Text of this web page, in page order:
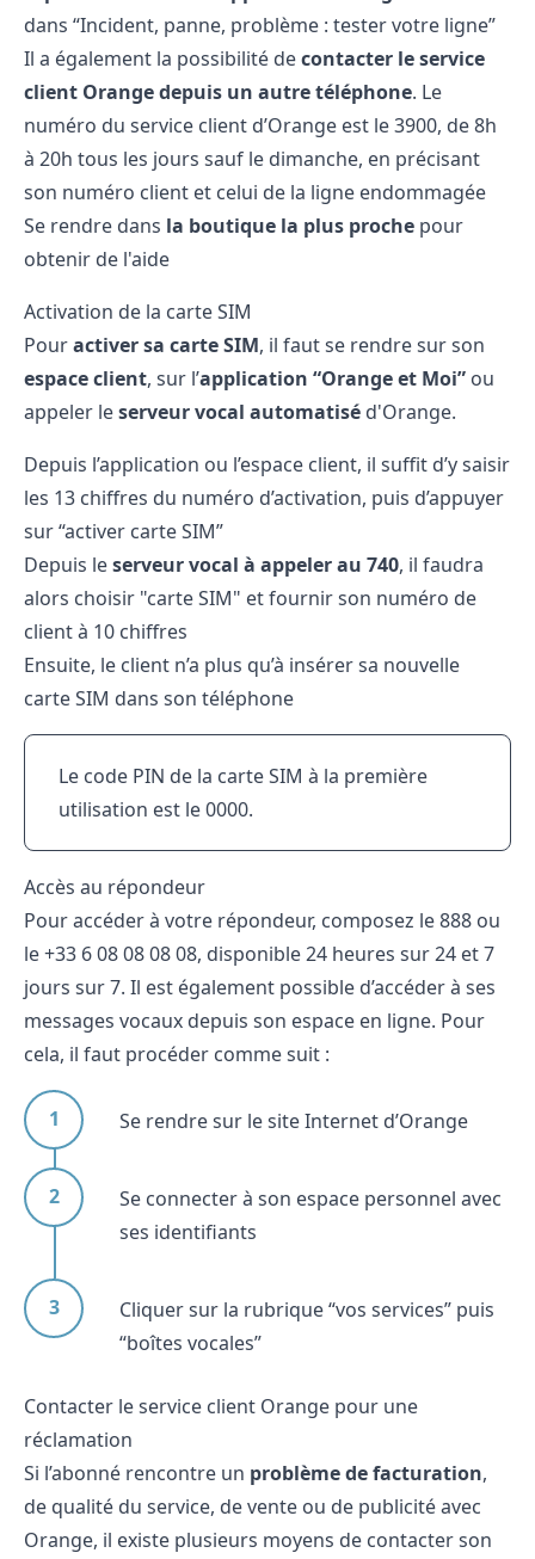
dans “Incident, panne, problème : tester votre ligne”
Il a également la possibilité decontacter le service
client Orange depuis un autre téléphone. Le
numéro du service client d’Orange est le 3900, de 8h
à 20h tous les jours sauf le dimanche, en précisant
son numéro client et celui de la ligne endommagée
Se rendre dans la boutique la plus proche pour
obtenir de l'aide
Activation de la carte SIM
Pouractiver sa carte SIM, il faut se rendre sur son
espace client, sur l’application “Orange et Moi” ou
appeler leserveur vocal automatisé d'Orange.
Depuis l’application ou l’espace client, il suffit d’y saisir
les 13 chiffres du numéro d’activation, puis d’appuyer
sur “activer carte SIM”
Depuis leserveur vocal à appeler au 740, il faudra
alors choisir "carte SIM" et fournir son numéro de
client à 10 chiffres
Ensuite, le client n’a plus qu’à insérer sa nouvelle
carte SIM dans son téléphone
Le code PIN de la carte SIM à la première
utilisation est le 0000.
Accès au répondeur
Pour accéder à votre répondeur, composez le 888 ou
le +33 6 08 08 08 08, disponible 24 heures sur 24 et 7
jours sur 7. Il est également possible d’accéder à ses
messages vocaux depuis son espace en ligne. Pour
cela, il faut procéder comme suit :
Se rendre sur le site Internet d’Orange
Se connecter à son espace personnel avec
ses identifiants
Cliquer sur la rubrique “vos services” puis
“boîtes vocales”
Contacter le service client Orange pour une
réclamation
Si l’abonné rencontre un problème de facturation,
de qualité du service, de vente ou de publicité avec
Orange, il existe plusieurs moyens de contacter son